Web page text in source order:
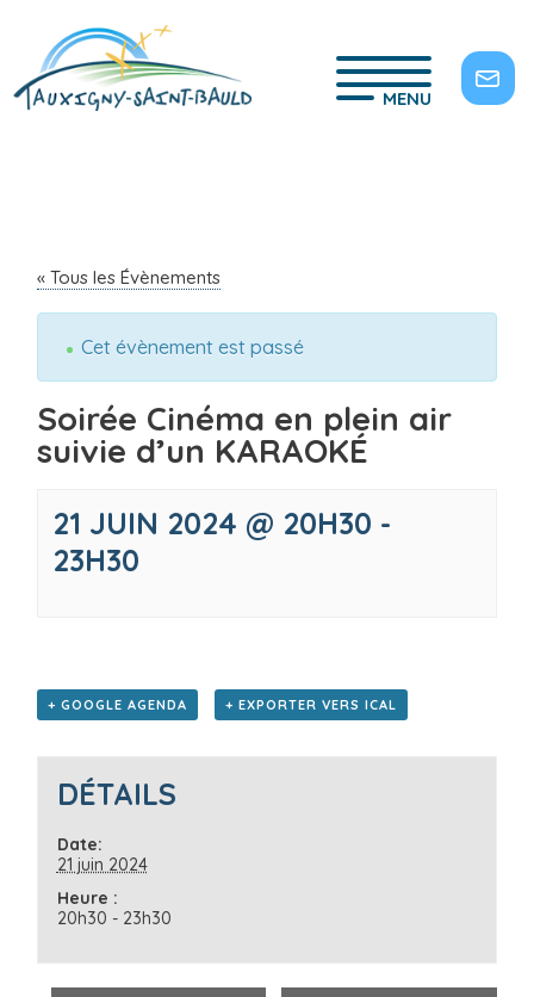
MENU
« Tous les Évènements
Cet évènement est passé
Soirée Cinéma en plein air
suivie d’un KARAOKÉ
21 JUIN 2024 @ 20H30 -
23H30
+ GOOGLE AGENDA + EXPORTER VERS ICAL
DÉTAILS
Date:
21 juin 2024
Heure :
20h30 - 23h30